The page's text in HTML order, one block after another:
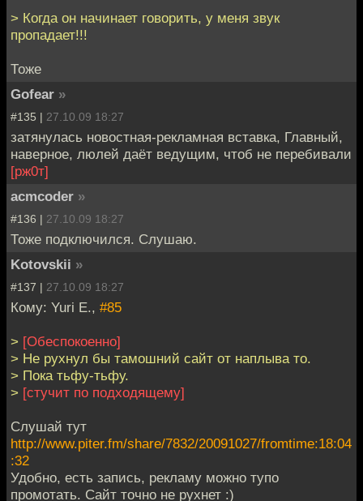
> Когда он начинает говорить, у меня звук
пропадает!!!
Тоже
Gofear »
#135 | 27.10.09 18:27
затянулась новостная-рекламная вставка, Главный,
наверное, люлей даёт ведущим, чтоб не перебивали
[рж0т]
acmcoder »
#136 | 27.10.09 18:27
Тоже подключился. Слушаю.
Kotovskii »
#137 | 27.10.09 18:27
Кому: Yuri E., #85
> [Обеспокоенно]
> Не рухнул бы тамошний сайт от наплыва то.
> Пока тьфу-тьфу.
> [стучит по подходящему]
Слушай тут
http://www.piter.fm/share/7832/20091027/fromtime:18:04
:32
Удобно, есть запись, рекламу можно тупо
промотать. Сайт точно не рухнет :)